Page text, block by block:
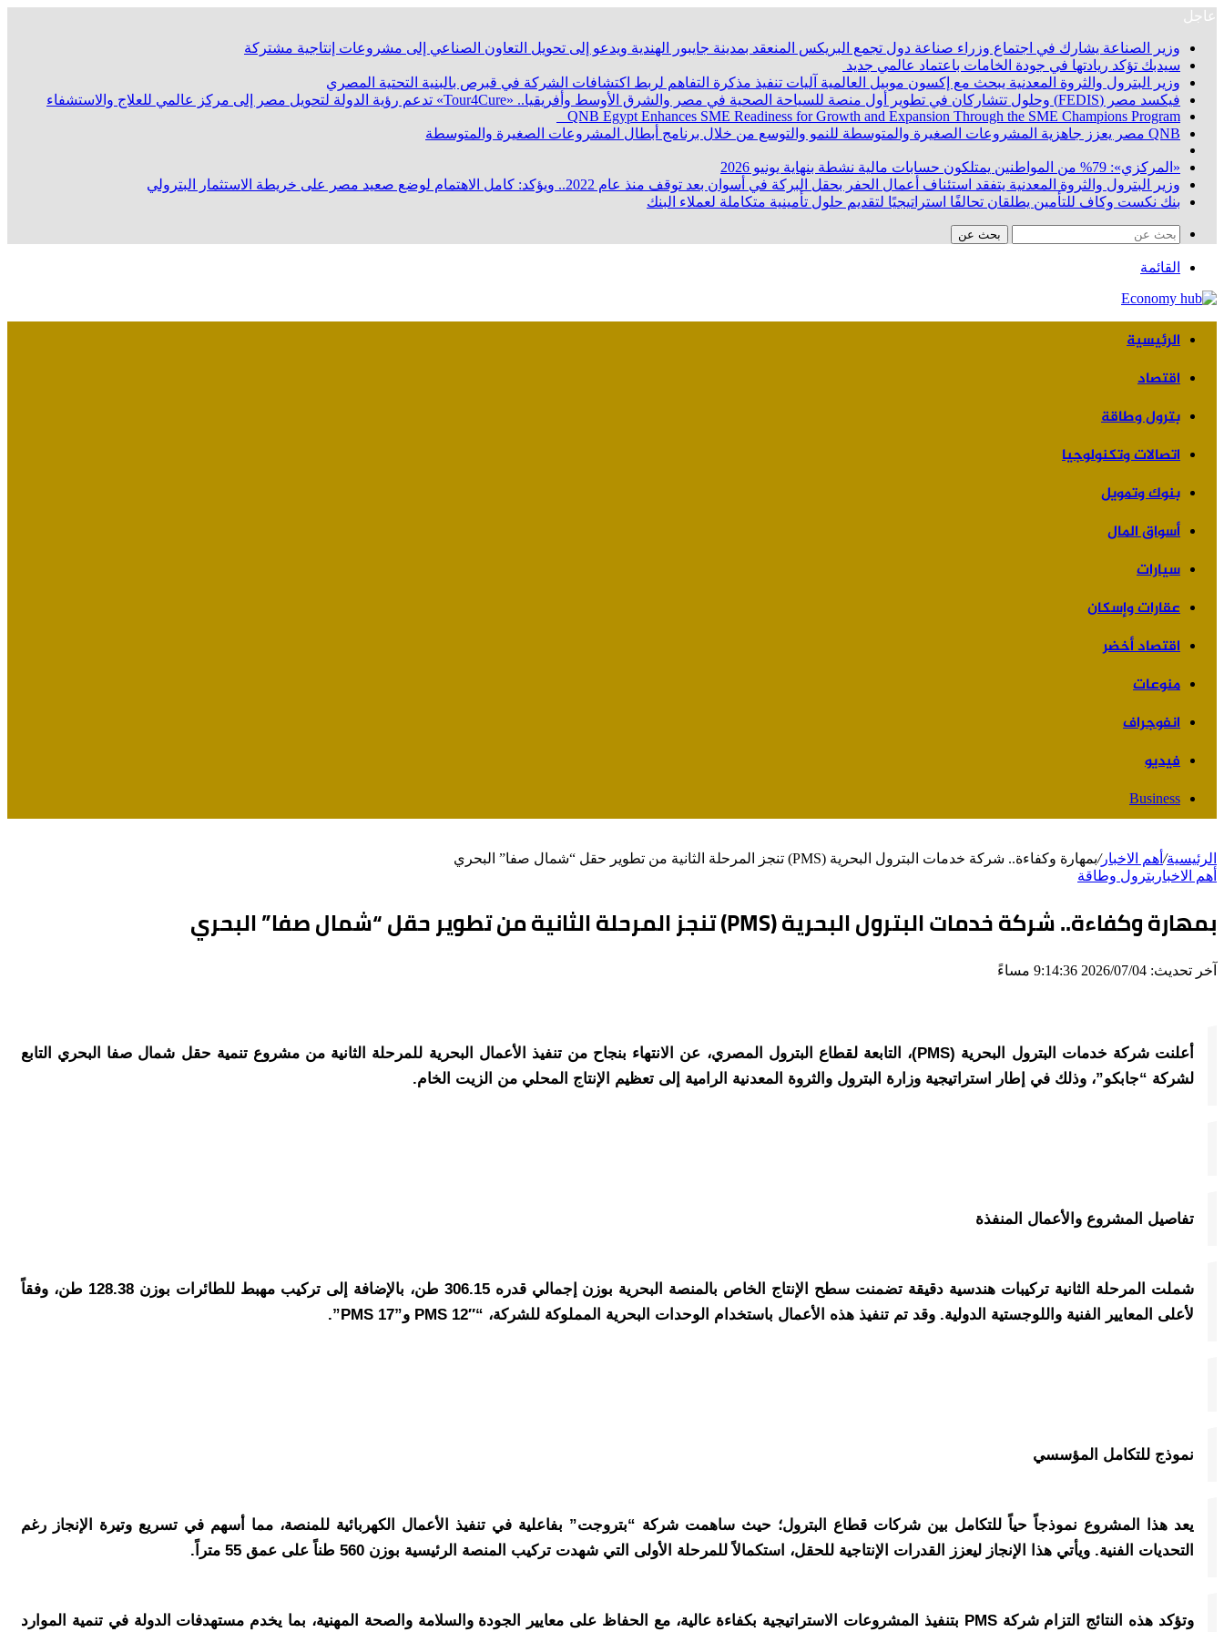
عاجل
وزير الصناعة يشارك في اجتماع وزراء صناعة دول تجمع البريكس المنعقد بمدينة جايبور الهندية ويدعو إلى تحويل التعاون الصناعي إلى مشروعات إنتاجية مشتركة
سيدبك تؤكد ريادتها في جودة الخامات باعتماد عالمي جديد
وزير البترول والثروة المعدنية يبحث مع إكسون موبيل العالمية آليات تنفيذ مذكرة التفاهم لربط اكتشافات الشركة في قبرص بالبنية التحتية المصري
فيكسد مصر (FEDIS) وحلول تتشاركان في تطوير أول منصة للسياحة الصحية في مصر والشرق الأوسط وأفريقيا.. «Tour4Cure» تدعم رؤية الدولة لتحويل مصر إلى مركز عالمي للعلاج والاستشفاء
QNB Egypt Enhances SME Readiness for Growth and Expansion Through the SME Champions Program
QNB مصر يعزز جاهزية المشروعات الصغيرة والمتوسطة للنمو والتوسع من خلال برنامج أبطال المشروعات الصغيرة والمتوسطة
«المركزي»: 79% من المواطنين يمتلكون حسابات مالية نشطة بنهاية يونيو 2026
وزير البترول والثروة المعدنية يتفقد استئناف أعمال الحفر بحقل البركة في أسوان بعد توقف منذ عام 2022.. ويؤكد: كامل الاهتمام لوضع صعيد مصر على خريطة الاستثمار البترولي
بنك نكست وكاف للتأمين يطلقان تحالفًا استراتيجيًا لتقديم حلول تأمينية متكاملة لعملاء البنك
بحث عن
القائمة
الرئيسية
اقتصاد
بترول وطاقة
اتصالات وتكنولوجيا
بنوك وتمويل
أسواق المال
سيارات
عقارات وإسكان
اقتصاد أخضر
منوعات
انفوجراف
فيديو
Business
الرئيسية/ أهم الاخبار/بمهارة وكفاءة.. شركة خدمات البترول البحرية (PMS) تنجز المرحلة الثانية من تطوير حقل “شمال صفا” البحري
أهم الاخبار بترول وطاقة
بمهارة وكفاءة.. شركة خدمات البترول البحرية (PMS) تنجز المرحلة الثانية من تطوير حقل “شمال صفا” البحري
آخر تحديث: 2026/07/04 9:14:36 مساءً
أعلنت شركة خدمات البترول البحرية (PMS)، التابعة لقطاع البترول المصري، عن الانتهاء بنجاح من تنفيذ الأعمال البحرية للمرحلة الثانية من مشروع تنمية حقل شمال صفا البحري التابع
لشركة “جابكو”، وذلك في إطار استراتيجية وزارة البترول والثروة المعدنية الرامية إلى تعظيم الإنتاج المحلي من الزيت الخام.
تفاصيل المشروع والأعمال المنفذة
شملت المرحلة الثانية تركيبات هندسية دقيقة تضمنت سطح الإنتاج الخاص بالمنصة البحرية بوزن إجمالي قدره 306.15 طن، بالإضافة إلى تركيب مهبط للطائرات بوزن 128.38 طن، وفقاً
لأعلى المعايير الفنية واللوجستية الدولية. وقد تم تنفيذ هذه الأعمال باستخدام الوحدات البحرية المملوكة للشركة، “PMS 12″ و”PMS 17”.
نموذج للتكامل المؤسسي
يعد هذا المشروع نموذجاً حياً للتكامل بين شركات قطاع البترول؛ حيث ساهمت شركة “بتروجت” بفاعلية في تنفيذ الأعمال الكهربائية للمنصة، مما أسهم في تسريع وتيرة الإنجاز رغم
التحديات الفنية. ويأتي هذا الإنجاز ليعزز القدرات الإنتاجية للحقل، استكمالاً للمرحلة الأولى التي شهدت تركيب المنصة الرئيسية بوزن 560 طناً على عمق 55 متراً.
وتؤكد هذه النتائج التزام شركة PMS بتنفيذ المشروعات الاستراتيجية بكفاءة عالية، مع الحفاظ على معايير الجودة والسلامة والصحة المهنية، بما يخدم مستهدفات الدولة في تنمية الموارد